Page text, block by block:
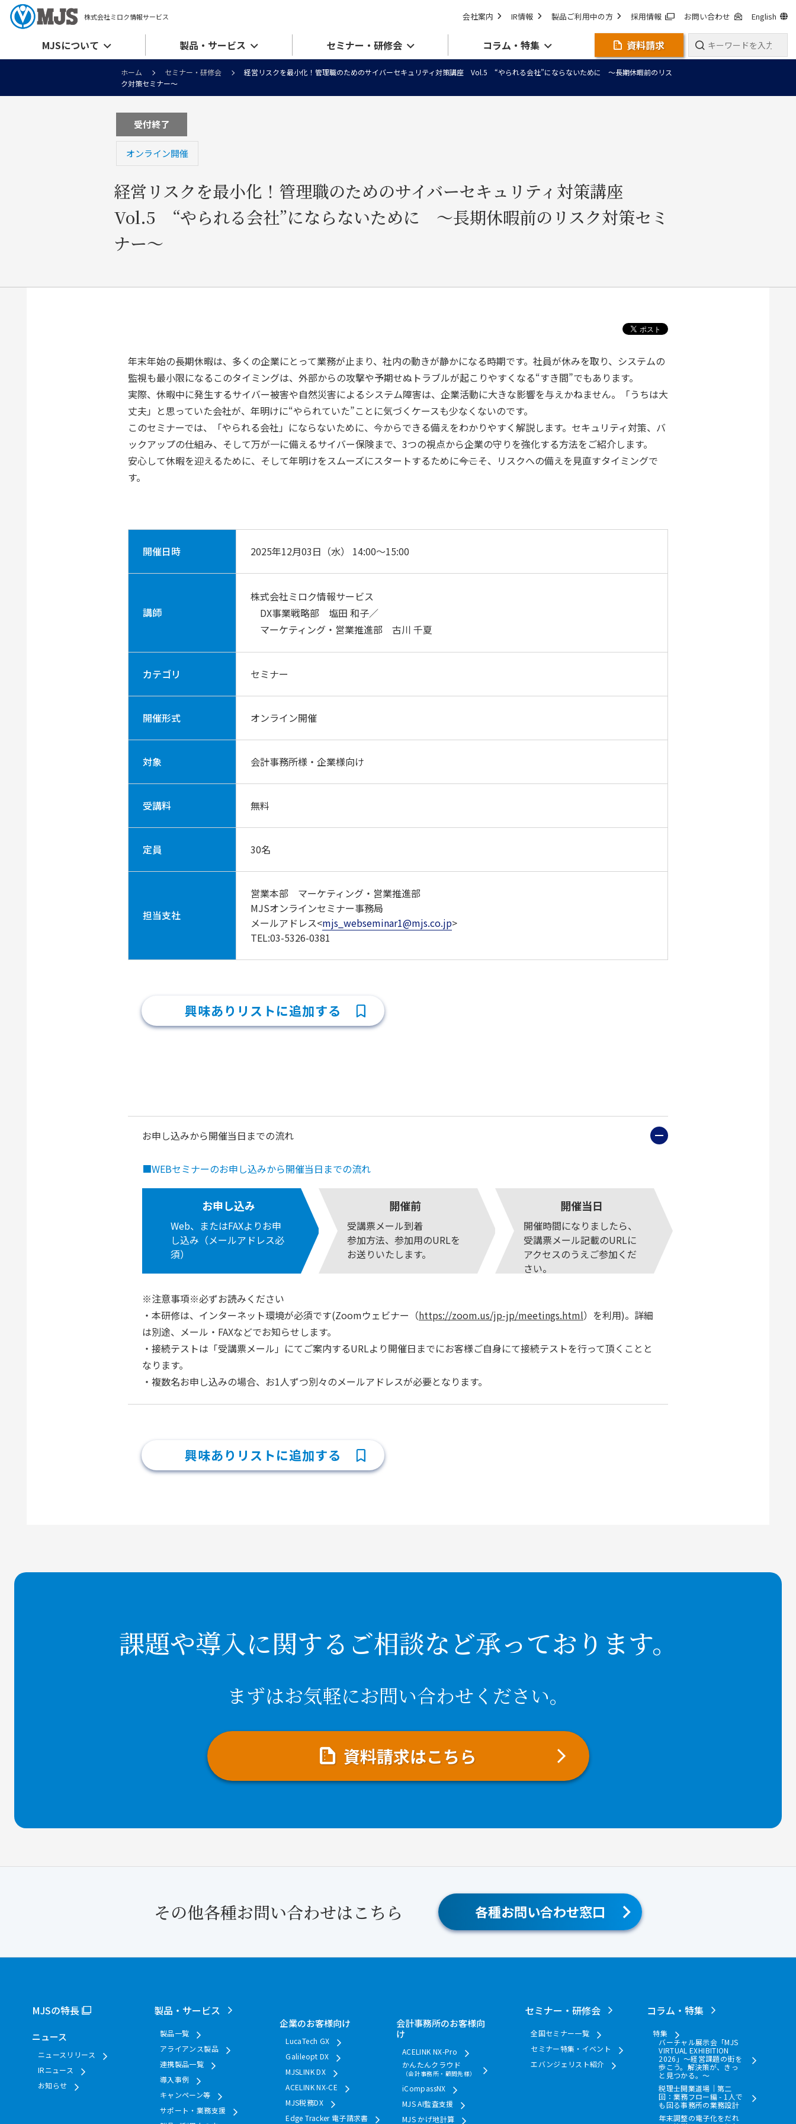
株式会社ミロク情報サービス 会社案内 IR情報 製品ご利用中の方 採用情報 お問い合わせ English
MJSについて 製品・サービス セミナー・研修会 コラム・特集 資料請求
ホーム セミナー・研修会
経営リスクを最小化！管理職のためのサイバーセキュリティ対策講座 Vol.5 “やられる会社”にならないために ～長期休暇前のリス
ク対策セミナー～
受付終了
オンライン開催
経営リスクを最小化！管理職のためのサイバーセキュリティ対策講座
Vol.5 “やられる会社”にならないために ～長期休暇前のリスク対策セミ
ナー～
年末年始の長期休暇は、多くの企業にとって業務が止まり、社内の動きが静かになる時期です。社員が休みを取り、システムの
監視も最小限になるこのタイミングは、外部からの攻撃や予期せぬトラブルが起こりやすくなる“すき間”でもあります。
実際、休暇中に発生するサイバー被害や自然災害によるシステム障害は、企業活動に大きな影響を与えかねません。「うちは大
丈夫」と思っていた会社が、年明けに“やられていた”ことに気づくケースも少なくないのです。
このセミナーでは、「やられる会社」にならないために、今からできる備えをわかりやすく解説します。セキュリティ対策、バ
ックアップの仕組み、そして万が一に備えるサイバー保険まで、3つの視点から企業の守りを強化する方法をご紹介します。
安心して休暇を迎えるために、そして年明けをスムーズにスタートするために――今こそ、リスクへの備えを見直すタイミングで
す。
開催日時 2025年12月03日（水） 14:00～15:00
講師
株式会社ミロク情報サービス
DX事業戦略部 塩田 和子／
マーケティング・営業推進部 古川 千夏
カテゴリ セミナー
開催形式 オンライン開催
対象 会計事務所様・企業様向け
受講料 無料
定員 30名
担当支社
営業本部 マーケティング・営業推進部
MJSオンラインセミナー事務局
メールアドレス<mjs_webseminar1@mjs.co.jp>
TEL:03-5326-0381
興味ありリストに追加する
お申し込みから開催当日までの流れ
■WEBセミナーのお申し込みから開催当日までの流れ
お申し込み
Web、またはFAXよりお申
し込み（メールアドレス必
須）
開催前
受講票メール到着
参加方法、参加用のURLを
お送りいたします。
開催当日
開催時間になりましたら、
受講票メール記載のURLに
アクセスのうえご参加くだ
さい。
※注意事項※必ずお読みください
・本研修は、インターネット環境が必須です(Zoomウェビナー（https://zoom.us/jp-jp/meetings.html）を利用)。詳細
は別途、メール・FAXなどでお知らせします。
・接続テストは「受講票メール」にてご案内するURLより開催日までにお客様ご自身にて接続テストを行って頂くことと
なります。
・複数名お申し込みの場合、お1人ずつ別々のメールアドレスが必要となります。
興味ありリストに追加する
課題や導入に関するご相談など承っております。
まずはお気軽にお問い合わせください。
資料請求はこちら
その他各種お問い合わせはこちら 各種お問い合わせ窓口
MJSの特長
ニュース
ニュースリリース
IRニュース
お知らせ
製品・サービス
製品一覧
アライアンス製品
連携製品一覧
導入事例
キャンペーン等
サポート・業務支援
企業のお客様向け
LucaTech GX
Galileopt DX
MJSLINK DX
ACELINK NX-CE
MJS税務DX
Edge Tracker 電子請求書
会計事務所のお客様向
け
ACELINK NX-Pro
かんたんクラウド
（会計事務所・顧問先様）
iCompassNX
MJS AI監査支援
MJS かげ地計算
セミナー・研修会
全国セミナー一覧
セミナー特集・イベント
エバンジェリスト紹介
コラム・特集
特集
バーチャル展示会「MJS
VIRTUAL EXHIBITION
2026」～経営課題の街を
歩こう。解決策が、きっ
と見つかる。～
税理士開業道場｜第二
回：業務フロー編 - 1人で
も回る事務所の業務設計
年末調整の電子化をだれ